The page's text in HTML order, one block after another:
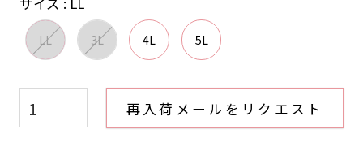
LL 3L 4L 5L
再入荷メールをリクエスト